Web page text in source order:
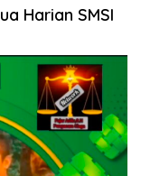
Harian SMSI